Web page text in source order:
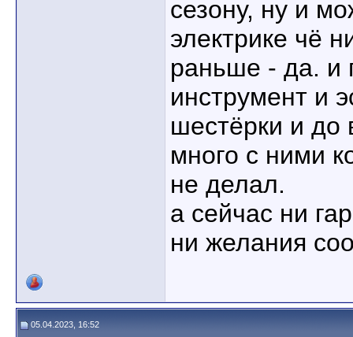
сезону, ну и
электрике чё
раньше - да. и
инструмент и
шестёрки и до
много с ними
не делал.
а сейчас ни
ни желания
05.04.2023, 16:52